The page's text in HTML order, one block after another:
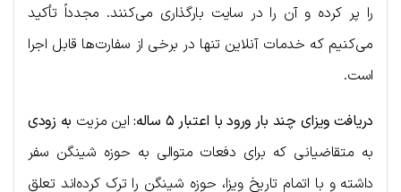
را پر کرده و آن را در سایت بارگذاری می‌کنند. مجدداً تأکید
می‌کنیم که خدمات آنلاین تنها در برخی از سفارت‌ها قابل اجرا
است.
دریافت ویزای چند بار ورود با اعتبار ۵ ساله: این مزیت به زودی
به متقاضیانی که برای دفعات متوالی به حوزه شینگن سفر
داشته و با اتمام تاریخ ویزا، حوزه شینگن را ترک کرده‌اند تعلق